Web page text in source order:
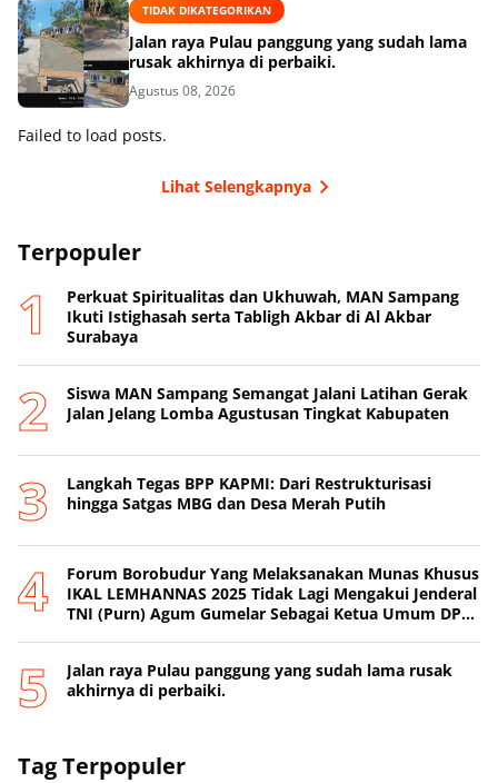
TIDAK DIKATEGORIKAN
Jalan raya Pulau panggung yang sudah lama
rusak akhirnya di perbaiki.
Agustus 08, 2026
Failed to load posts.
Lihat Selengkapnya
Terpopuler
Perkuat Spiritualitas dan Ukhuwah, MAN Sampang
Ikuti Istighasah serta Tabligh Akbar di Al Akbar
Surabaya
Siswa MAN Sampang Semangat Jalani Latihan Gerak
Jalan Jelang Lomba Agustusan Tingkat Kabupaten
Langkah Tegas BPP KAPMI: Dari Restrukturisasi
hingga Satgas MBG dan Desa Merah Putih
Forum Borobudur Yang Melaksanakan Munas Khusus
IKAL LEMHANNAS 2025 Tidak Lagi Mengakui Jenderal
TNI (Purn) Agum Gumelar Sebagai Ketua Umum DPP
Jalan raya Pulau panggung yang sudah lama rusak
akhirnya di perbaiki.
Tag Terpopuler